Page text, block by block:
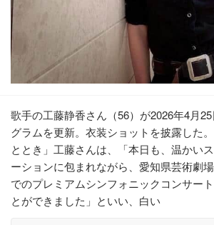
歌手の工藤静香さん（56）が2026年4月
グラムを更新。衣装ショットを披露した
ととき」工藤さんは、「本日も、温かい
ーションに包まれながら、愛知県芸術劇
でのプレミアムシンフォニックコンサー
とができました」といい、白い